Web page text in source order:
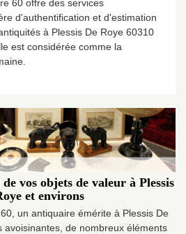
60 offre des services
d'authentification et d'estimation
à Plessis De Roye 60310
est considérée comme la
vos objets de valeur à Plessis
et environs
un antiquaire émérite à Plessis De
avoisinantes, de nombreux éléments